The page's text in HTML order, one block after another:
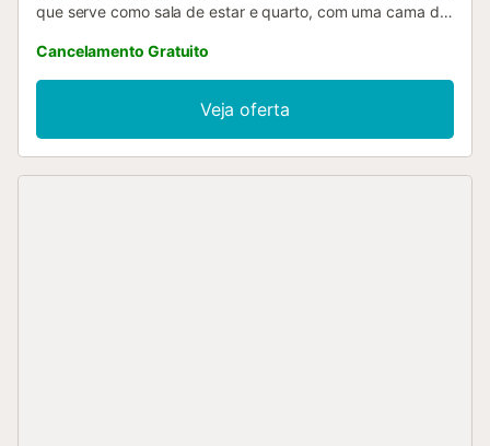
que serve como sala de estar e quarto, com uma cama de
uma cozinha totalmente equipada com máquina de lavar
loiça e uma casa de banho. O estúdio acomoda até quatro
hóspedes. Entre as comodidades adicionais encontram-se
Wi-Fi de alta velocidade (adequado para videochamadas)
com espaço de trabalho dedicado para teletrabalho, ar
Cancelamento Gratuito
Veja oferta